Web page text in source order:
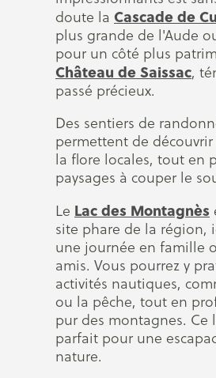
doute la Cascade de
plus grande de l'Aude
pour un côté plus
Château de Saissac,
passé précieux.
Des sentiers de
permettent de
la flore locales, tout en
paysages à couper le
Le Lac des Montagnès
site phare de la région,
une journée en famille
amis. Vous pourrez y
activités nautiques,
ou la pêche, tout en
pur des montagnes. Ce
parfait pour une
nature.